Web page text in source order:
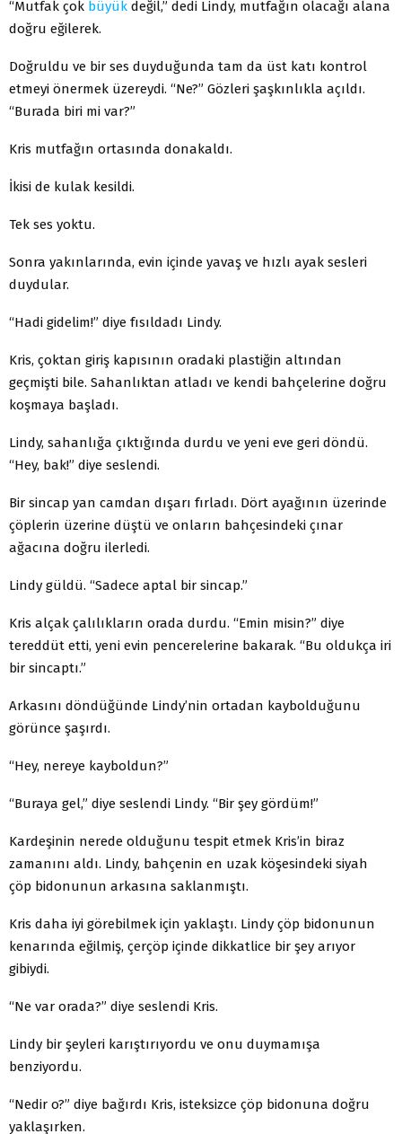
“Mutfak çok büyük değil,” dedi Lindy, mutfağın olacağı alana
doğru eğilerek.
Doğruldu ve bir ses duyduğunda tam da üst katı kontrol
etmeyi önermek üzereydi. “Ne?” Gözleri şaşkınlıkla açıldı.
“Burada biri mi var?”
Kris mutfağın ortasında donakaldı.
İkisi de kulak kesildi.
Tek ses yoktu.
Sonra yakınlarında, evin içinde yavaş ve hızlı ayak sesleri
duydular.
“Hadi gidelim!” diye fısıldadı Lindy.
Kris, çoktan giriş kapısının oradaki plastiğin altından
geçmişti bile. Sahanlıktan atladı ve kendi bahçelerine doğru
koşmaya başladı.
Lindy, sahanlığa çıktığında durdu ve yeni eve geri döndü.
“Hey, bak!” diye seslendi.
Bir sincap yan camdan dışarı fırladı. Dört ayağının üzerinde
çöplerin üzerine düştü ve onların bahçesindeki çınar
ağacına doğru ilerledi.
Lindy güldü. “Sadece aptal bir sincap.”
Kris alçak çalılıkların orada durdu. “Emin misin?” diye
tereddüt etti, yeni evin pencerelerine bakarak. “Bu oldukça iri
bir sincaptı.”
Arkasını döndüğünde Lindy’nin ortadan kaybolduğunu
görünce şaşırdı.
“Hey, nereye kayboldun?”
“Buraya gel,” diye seslendi Lindy. “Bir şey gördüm!”
Kardeşinin nerede olduğunu tespit etmek Kris’in biraz
zamanını aldı. Lindy, bahçenin en uzak köşesindeki siyah
çöp bidonunun arkasına saklanmıştı.
Kris daha iyi görebilmek için yaklaştı. Lindy çöp bidonunun
kenarında eğilmiş, çerçöp içinde dikkatlice bir şey arıyor
gibiydi.
“Ne var orada?” diye seslendi Kris.
Lindy bir şeyleri karıştırıyordu ve onu duymamışa
benziyordu.
“Nedir o?” diye bağırdı Kris, isteksizce çöp bidonuna doğru
yaklaşırken.